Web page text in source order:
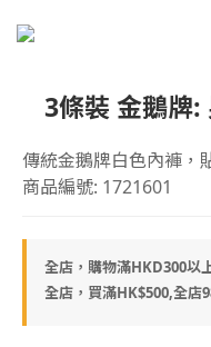
3條裝 金鵝牌:
傳統金鵝牌白色內褲，
商品編號: 1721601
全店，購物滿HKD300以
全店，買滿HK$500,全店